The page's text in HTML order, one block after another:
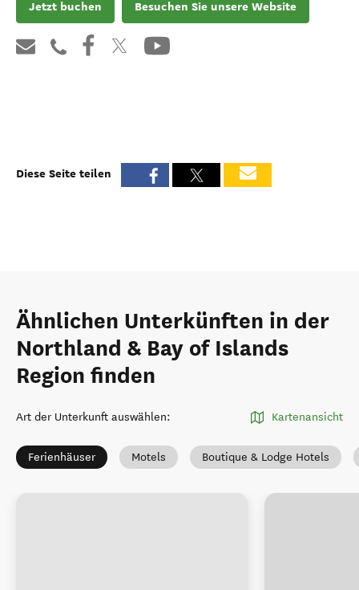
Jetzt buchen Besuchen Sie unsere Website
Diese Seite teilen
Ähnlichen Unterkünften in der
Northland & Bay of Islands
Region finden
Art der Unterkunft auswählen: Kartenansicht
Ferienhäuser Motels Boutique & Lodge Hotels